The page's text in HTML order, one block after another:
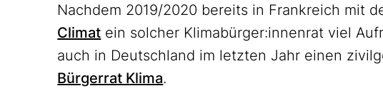
Nachdem 2019/2020 bereits in Frankreich mit
Climat ein solcher Klimabürger:innenrat viel
auch in Deutschland im letzten Jahr einen
Bürgerrat Klima.